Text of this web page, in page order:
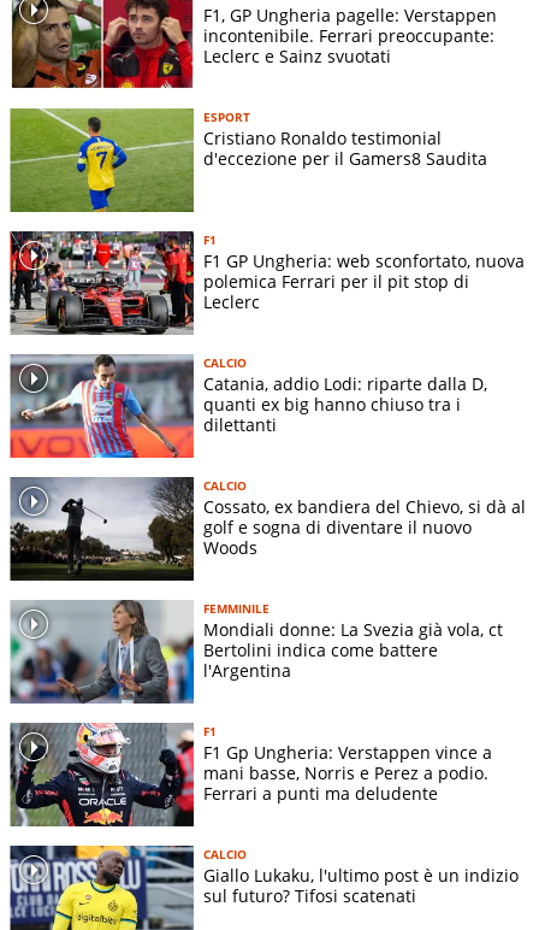
F1, GP Ungheria pagelle: Verstappen
incontenibile. Ferrari preoccupante:
Leclerc e Sainz svuotati
ESPORT
Cristiano Ronaldo testimonial
d'eccezione per il Gamers8 Saudita
F1
F1 GP Ungheria: web sconfortato, nuova
polemica Ferrari per il pit stop di
Leclerc
CALCIO
Catania, addio Lodi: riparte dalla D,
quanti ex big hanno chiuso tra i
dilettanti
CALCIO
Cossato, ex bandiera del Chievo, si dà al
golf e sogna di diventare il nuovo
Woods
FEMMINILE
Mondiali donne: La Svezia già vola, ct
Bertolini indica come battere
l'Argentina
F1
F1 Gp Ungheria: Verstappen vince a
mani basse, Norris e Perez a podio.
Ferrari a punti ma deludente
CALCIO
Giallo Lukaku, l'ultimo post è un indizio
sul futuro? Tifosi scatenati